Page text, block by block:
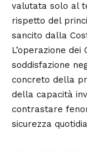
valutata solo al
rispetto del
sancito dalla
L’operazione
soddisfazione
concreto della
della capacità
contrastare
sicurezza